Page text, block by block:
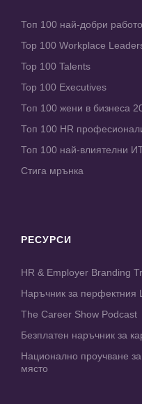
Топ 100 най-добри
Top 100 Workplace
Top 100 Talents
Top 100 Executives
Топ 100 жени в бизнеса
Топ 100 HR
Топ 100 най-влиятелни
Стига мрънка
РЕСУРСИ
HR & Employer Branding
Наръчник за перфектния
The Career Show Podcast
Безплатен наръчник за
Национално проучване
място